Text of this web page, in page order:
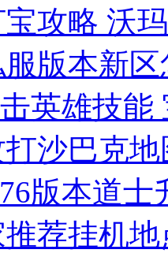
攻略 沃
版本新
英雄技能
沙巴克
版本道士
荐挂机地